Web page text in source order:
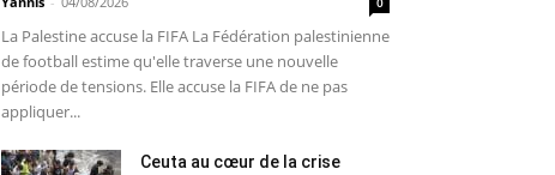
La Palestine accuse la FIFA La Fédération palestinienne
de football estime qu'elle traverse une nouvelle
période de tensions. Elle accuse la FIFA de ne pas
appliquer...
Ceuta au cœur de la crise